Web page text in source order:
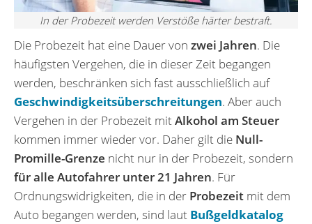
In der Probezeit werden Verstöße härter bestraft.
Die Probezeit hat eine Dauer von zwei Jahren. Die
häufigsten Vergehen, die in dieser Zeit begangen
werden, beschränken sich fast ausschließlich auf
Geschwindigkeitsüber­schreitungen. Aber auch
Vergehen in der Probezeit mit Alkohol am Steuer
kommen immer wieder vor. Daher gilt die Null-
Promille-Grenze nicht nur in der Probezeit, sondern
für alle Autofahrer unter 21 Jahren. Für
Ordnungswidrigkeiten, die in der Probezeit mit dem
Auto begangen werden, sind laut Bußgeldkatalog